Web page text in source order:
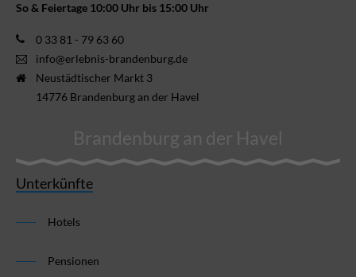
So & Feiertage 10:00 Uhr bis 15:00 Uhr
0 33 81 - 79 63 60
info@erlebnis-brandenburg.de
Neustädtischer Markt 3
14776 Brandenburg an der Havel
Brandenburg an der Havel
Unterkünfte
Hotels
Pensionen